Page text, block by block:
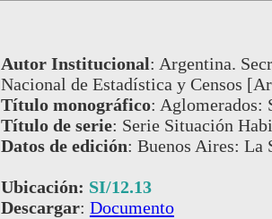
Autor Institucional: Argentina.
Nacional de Estadística y Censos
Título monográfico: Aglomerados:
Título de serie: Serie Situación
Datos de edición: Buenos Aires: La
Ubicación: SI/12.13
Descargar: Documento